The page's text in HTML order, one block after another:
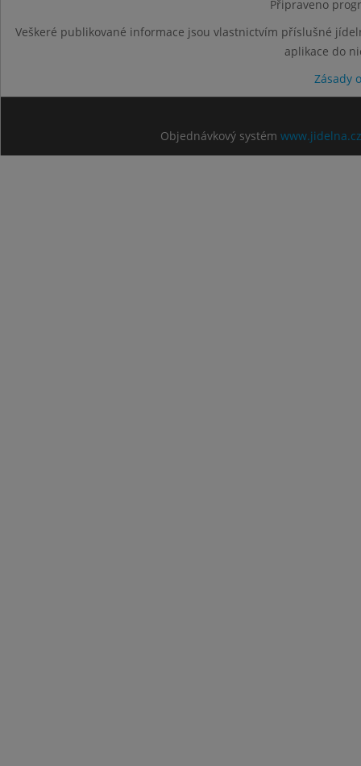
Připraveno
Veškeré publikované informace jsou vlastnictvím příslušné
aplikace do
Zásady
Objednávkový systém www.jidelna.cz